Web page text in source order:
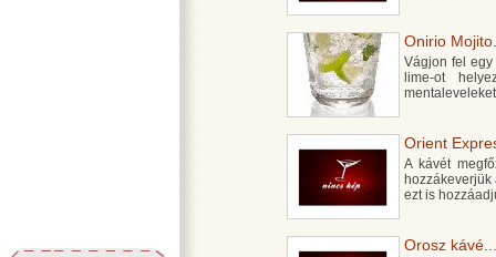
Onirio
Vágjon fel
lime-ot
Orient
A kávét
ezt is
Orosz kávé...